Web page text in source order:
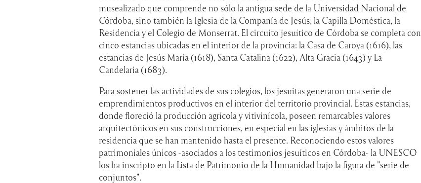
musealizado que comprende no sólo la antigua sede de la Universidad Nacional de
Córdoba, sino también la Iglesia de la Compañía de Jesús, la Capilla Doméstica, la
Residencia y el Colegio de Monserrat. El circuito jesuítico de Córdoba se completa con
cinco estancias ubicadas en el interior de la provincia: la Casa de Caroya (1616), las
estancias de Jesús María (1618), Santa Catalina (1622), Alta Gracia (1643) y La
Candelaria (1683).
Para sostener las actividades de sus colegios, los jesuitas generaron una serie de
emprendimientos productivos en el interior del territorio provincial. Estas estancias,
donde floreció la producción agrícola y vitivinícola, poseen remarcables valores
arquitectónicos en sus construcciones, en especial en las iglesias y ámbitos de la
residencia que se han mantenido hasta el presente. Reconociendo estos valores
patrimoniales únicos -asociados a los testimonios jesuíticos en Córdoba- la UNESCO
los ha inscripto en la Lista de Patrimonio de la Humanidad bajo la figura de "serie de
conjuntos".